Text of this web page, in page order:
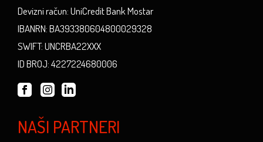
Devizni račun: UniCredit Bank Mostar
IBANRN: BA393380604800029328
SWIFT: UNCRBA22XXX
ID BROJ: 4227224680006
NAŠI PARTNERI